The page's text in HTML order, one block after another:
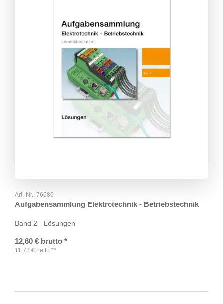
Art.-Nr.: 76686
Aufgabensammlung Elektrotechnik - Betriebstechnik
Band 2 - Lösungen
12,60 € brutto *
11,78 € netto **